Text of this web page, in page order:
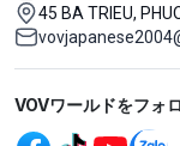
45 BA TRIEU,
Mạng xã hội
VOVワールドをフォ